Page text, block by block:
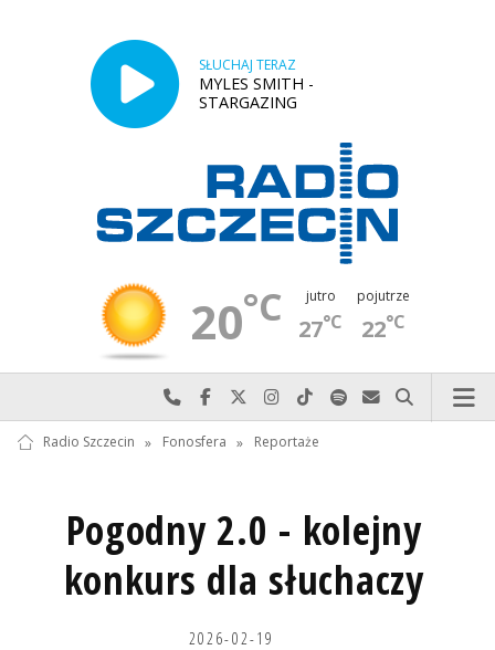
SŁUCHAJ TERAZ
MYLES SMITH -
STARGAZING
20°C jutro
27°C
pojutrze
22°C
Najlepiej po prostu do nas zadzwoń
Odwiedź nas na Facebook-u
Odwiedź nas na X
Odwiedź nas na Instagram-ie
Odwiedź nas na TikTok-u
Szukaj nas na Spotify
Wyślij do nas
Szukaj
Radio Szczecin » Fonosfera » Reportaże
Pogodny 2.0 - kolejny
konkurs dla słuchaczy
2026-02-19